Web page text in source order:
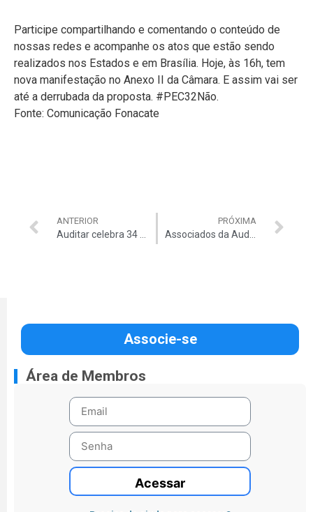
Participe compartilhando e comentando o conteúdo de
nossas redes e acompanhe os atos que estão sendo
realizados nos Estados e em Brasília. Hoje, às 16h, tem
nova manifestação no Anexo II da Câmara. E assim vai ser
até a derrubada da proposta. #PEC32Não.
Fonte: Comunicação Fonacate
ANTERIOR
Auditar celebra 34 anos, mas essa mensagem é para você!
PRÓXIMA
Associados da Auditar têm 10% de desconto no site Hoteis.com
Associe-se
Área de Membros
Acessar